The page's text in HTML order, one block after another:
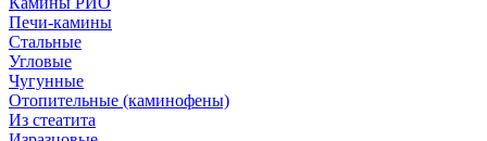
Печи-камины
Стальные
Угловые
Чугунные
Отопительные (каминофены)
Из стеатита